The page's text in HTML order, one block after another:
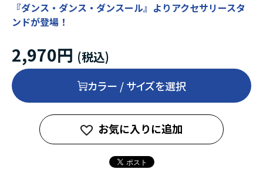
『ダンス・ダンス・ダンスール』よりアクセサリースタ
ンドが登場！
2,970円
カラー / サイズを選択
お気に入りに追加